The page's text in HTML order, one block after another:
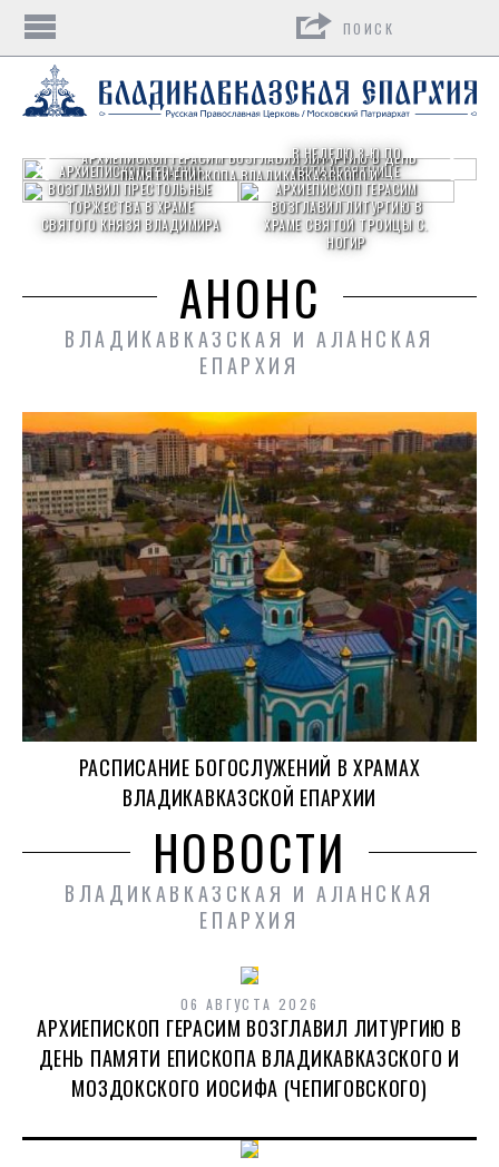
АРХИЕПИСКОП ГЕРАСИМ ВОЗГЛАВИЛ ЛИТУРГИЮ В ДЕНЬ
ПАМЯТИ ЕПИСКОПА ВЛАДИКАВКАЗСКОГО И
МОЗДОКСКОГО ИОСИФА (ЧЕПИГОВСКОГО)
АРХИЕПИСКОП ГЕРАСИМ
ВОЗГЛАВИЛ ПРЕСТОЛЬНЫЕ
ТОРЖЕСТВА В ХРАМЕ
СВЯТОГО КНЯЗЯ ВЛАДИМИРА
В НЕДЕЛЮ 8-Ю ПО
ПЯТИДЕСЯТНИЦЕ
АРХИЕПИСКОП ГЕРАСИМ
ВОЗГЛАВИЛ ЛИТУРГИЮ В
ХРАМЕ СВЯТОЙ ТРОИЦЫ С.
НОГИР
АНОНС
ВЛАДИКАВКАЗСКАЯ И АЛАНСКАЯ
ЕПАРХИЯ
РАСПИСАНИЕ БОГОСЛУЖЕНИЙ В ХРАМАХ
ВЛАДИКАВКАЗСКОЙ ЕПАРХИИ
НОВОСТИ
ВЛАДИКАВКАЗСКАЯ И АЛАНСКАЯ
ЕПАРХИЯ
06 АВГУСТА 2026
АРХИЕПИСКОП ГЕРАСИМ ВОЗГЛАВИЛ ЛИТУРГИЮ В
ДЕНЬ ПАМЯТИ ЕПИСКОПА ВЛАДИКАВКАЗСКОГО И
МОЗДОКСКОГО ИОСИФА (ЧЕПИГОВСКОГО)